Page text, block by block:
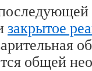
закрытое
общей